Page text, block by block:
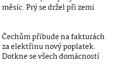
měsíc. Prý se držel při zemi
Čechům přibude na fakturách
za elektřinu nový poplatek.
Dotkne se všech domácností